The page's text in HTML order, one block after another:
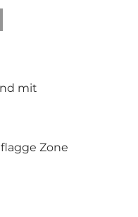
FolieFolie
mit
Zone